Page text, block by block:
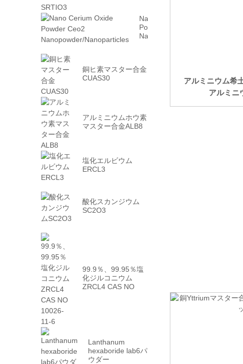
Nano Cerium Oxide
Powder Ceo2
Nanopowder/Nanoparticles
銅ヒ素マスター合金
CUAS30
アルミニウムホウ素
マスター合金ALB8
塩化エルビウム
ERCL3
酸化スカンジウム
SC2O3
99.9％、99.95％塩
化ジルコニウム
ZRCL4 CAS NO
Lanthanum
hexaboride lab6パ
ウダー
アルミニウム希
アルミニ